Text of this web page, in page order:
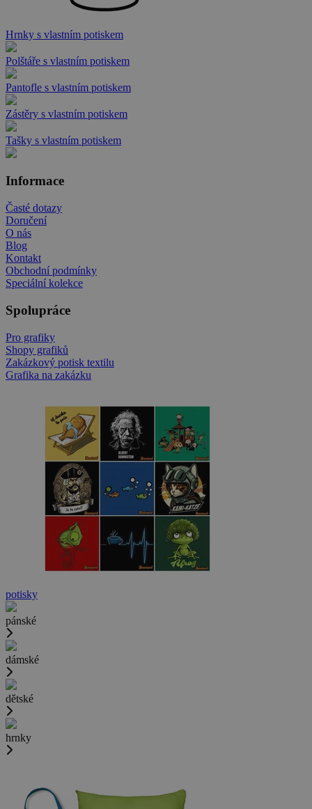
Hrnky s vlastním potiskem
Polštáře s vlastním potiskem
Pantofle s vlastním potiskem
Zástěry s vlastním potiskem
Tašky s vlastním potiskem
Informace
Časté dotazy
Doručení
O nás
Blog
Kontakt
Obchodní podmínky
Speciální kolekce
Spolupráce
Pro grafiky
Shopy grafiků
Zakázkový potisk textilu
Grafika na zakázku
potisky
pánské
dámské
dětské
hrnky